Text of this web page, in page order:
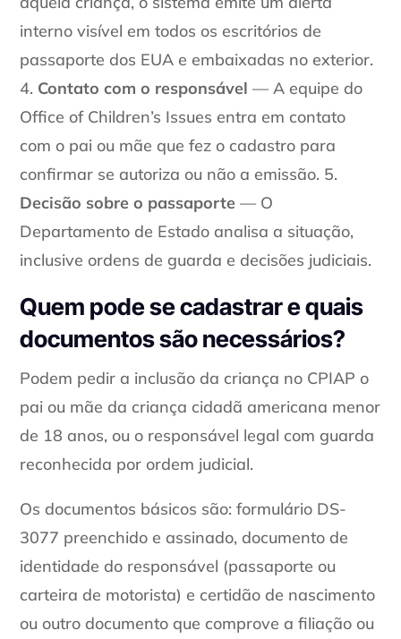
interno visível em todos os escritórios de
passaporte dos EUA e embaixadas no exterior.
4. Contato com o responsável — A equipe do
Office of Children’s Issues entra em contato
com o pai ou mãe que fez o cadastro para
confirmar se autoriza ou não a emissão. 5.
Decisão sobre o passaporte — O
Departamento de Estado analisa a situação,
inclusive ordens de guarda e decisões judiciais.
Quem pode se cadastrar e quais
documentos são necessários?
Podem pedir a inclusão da criança no CPIAP o
pai ou mãe da criança cidadã americana menor
de 18 anos, ou o responsável legal com guarda
reconhecida por ordem judicial.
Os documentos básicos são: formulário DS-
3077 preenchido e assinado, documento de
identidade do responsável (passaporte ou
carteira de motorista) e certidão de nascimento
ou outro documento que comprove a filiação ou